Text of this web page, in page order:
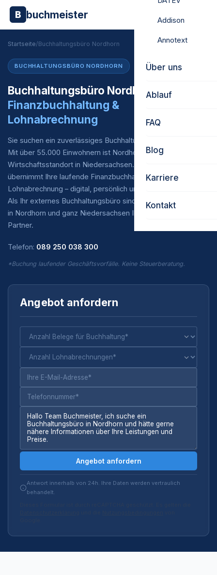
B buchmeister Addison
Annotext
Über uns
Ablauf
FAQ
Blog
Karriere
Kontakt
Startseite/Buchhaltungsbüro Nordhorn
BUCHHALTUNGSBÜRO NORDHORN
Buchhaltungsbüro Nordhorn –
Finanzbuchhaltung &
Lohnabrechnung
Sie suchen ein zuverlässiges Buchhaltungsbüro in Nordhorn?
Mit über 55.000 Einwohnern ist Nordhorn ein bedeutender
Wirtschaftsstandort in Niedersachsen. Buchmeister
übernimmt Ihre laufende Finanzbuchhaltung* und
Lohnabrechnung – digital, persönlich und zu fairen Preisen.
Als Ihr externes Buchhaltungsbüro sind wir für Unternehmen
in Nordhorn und ganz Niedersachsen Ihr verlässlicher
Partner.
Telefon: 089 250 038 300
*Buchung laufender Geschäftsvorfälle. Keine Steuerberatung.
Angebot anfordern
Angebot anfordern
Antwort innerhalb von 24h. Ihre Daten werden vertraulich
behandelt.